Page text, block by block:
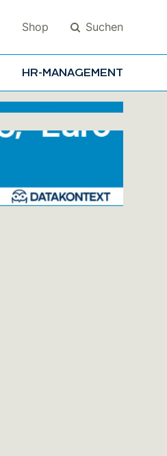
Shop Suchen
HR-MANAGEMENT